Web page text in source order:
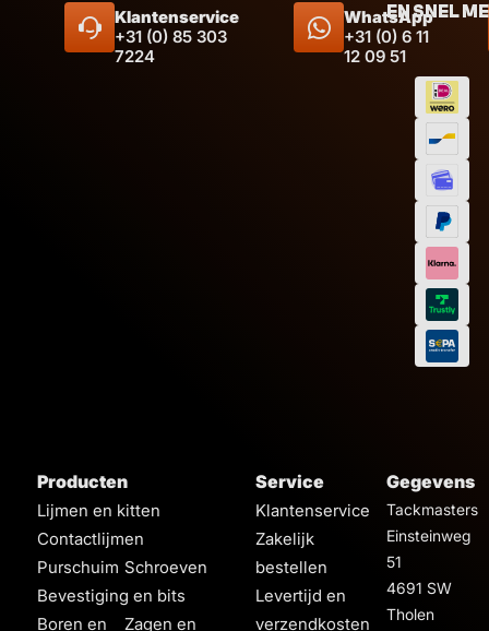
Klantenservice
+31 (0) 85 303
7224
WhatsApp
+31 (0) 6 11
12 09 51
EN SNEL
Producten
Lijmen en kitten
Contactlijmen
Purschuim Schroeven
Bevestiging en bits
Boren en
Zagen en
Service
Klantenservice
Zakelijk
bestellen
Levertijd en
verzendkosten
Gegevens
Tackmasters
Einsteinweg
51
4691 SW
Tholen